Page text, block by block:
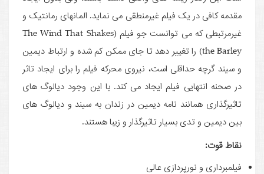
مقدمه کافی در یک فیلم غیرمنطقی می نماید. المان­های رمانتیک و
غیرمرتبطی که می ­توانست جو فیلم (The Wind That Shakes
the Barley) را تغییر دهد تا جای ممکن کم شده و ارتباط دیمین
و سیند گرچه حداقلی است، نیروی محرکه فیلم را برای ایجاد تاثر
در صحنه انتهایی فیلم ایجاد می کند. با این وجود دیالوگ های
تاثیرگذاری همانند نامه دیمین در زندان به سیند و دیالوگ های
بین دیمین و تدی بسیار تاثیرگذار و زیبا هستند.
نقاط قوت:
فیلمبرداری و نورپردازی عالی